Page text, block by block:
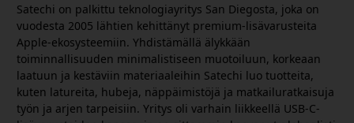
Satechi on palkittu teknologiayritys San Diegosta, joka on
vuodesta 2005 lähtien kehittänyt premium-lisävarusteita
Apple-ekosysteemiin. Yhdistämällä älykkään
toiminnallisuuden minimalistiseen muotoiluun, korkeaan
laatuun ja kestäviin materiaaleihin Satechi luo tuotteita,
kuten latureita, hubeja, näppäimistöjä ja matkailuratkaisuja
työn ja arjen tarpeisiin. Yritys oli varhain liikkeellä USB-C-